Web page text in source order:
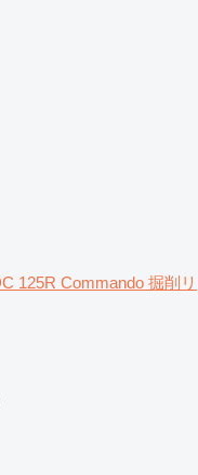
125R Commando 掘削リ